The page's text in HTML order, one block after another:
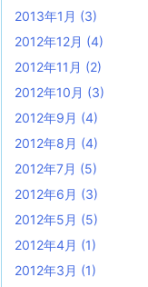
2013年1月 (3)
2012年12月 (4)
2012年11月 (2)
2012年10月 (3)
2012年9月 (4)
2012年8月 (4)
2012年7月 (5)
2012年6月 (3)
2012年5月 (5)
2012年4月 (1)
2012年3月 (1)